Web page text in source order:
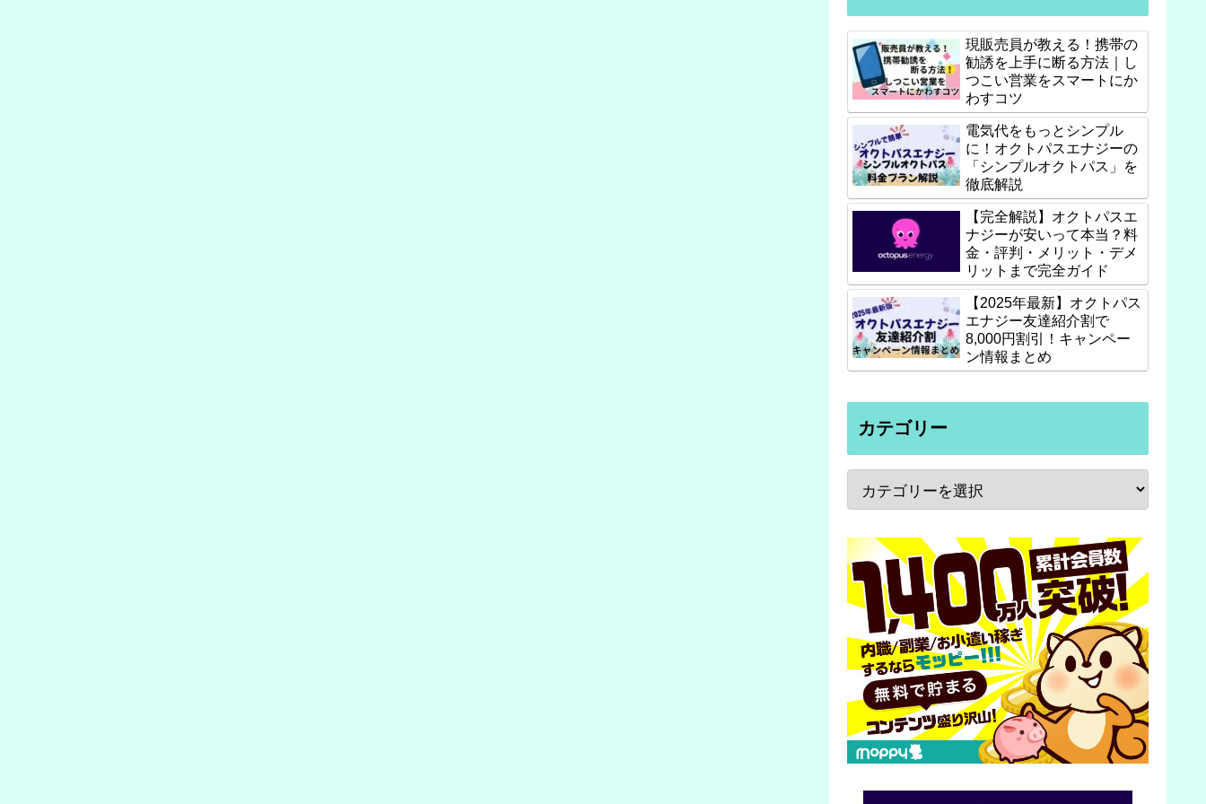
現販売員が教える！携帯の
勧誘を上手に断る方法｜し
つこい営業をスマートにか
わすコツ
電気代をもっとシンプル
に！オクトパスエナジーの
「シンプルオクトパス」を
徹底解説
【完全解説】オクトパスエ
ナジーが安いって本当？料
金・評判・メリット・デメ
リットまで完全ガイド
【2025年最新】オクトパス
エナジー友達紹介割で
8,000円割引！キャンペー
ン情報まとめ
カテゴリー